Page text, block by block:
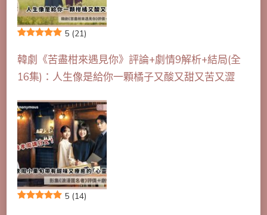
5 (21)
韓劇《苦盡柑來遇見你》評論+劇情9解析+結局(全
16集)：人生像是給你一顆橘子又酸又甜又苦又澀
5 (14)